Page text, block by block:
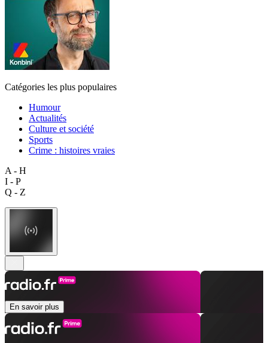
Catégories les plus populaires
Humour
Actualités
Culture et société
Sports
Crime : histoires vraies
A - H
I - P
Q - Z
En savoir plus